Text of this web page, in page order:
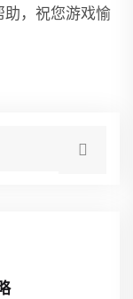
助，祝您游戏愉